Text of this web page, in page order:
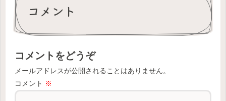
コメント
コメントをどうぞ
メールアドレスが公開されることはありません。
コメント ※